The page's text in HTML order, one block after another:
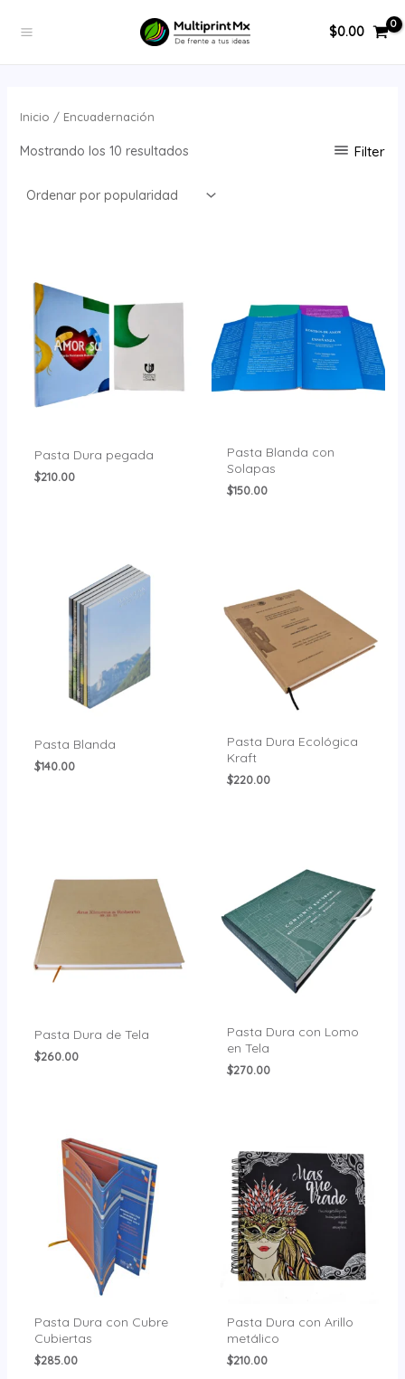
$0.00
Inicio / Encuadernación
Mostrando los 10 resultados
por
popularidad
Filter
Pasta Dura pegada
$210.00
Pasta Blanda con
Solapas
$150.00
Pasta Blanda
$140.00
Pasta Dura Ecológica
Kraft
$220.00
Pasta Dura de Tela
$260.00
Pasta Dura con Lomo
en Tela
$270.00
Pasta Dura con Cubre
Cubiertas
$285.00
Pasta Dura con Arillo
metálico
$210.00